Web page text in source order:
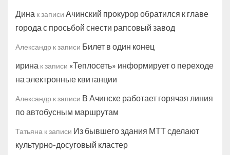
Дина к записи Ачинский прокурор обратился к главе
города с просьбой снести рапсовый завод
Александр к записи Билет в один конец
ирина к записи «Теплосеть» информирует о переходе
на электронные квитанции
Александр к записи В Ачинске работает горячая линия
по автобусным маршрутам
Татьяна к записи Из бывшего здания МТТ сделают
культурно-досуговый кластер